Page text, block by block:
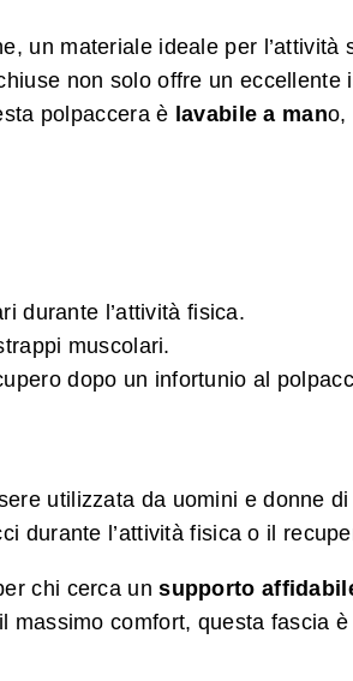
un materiale ideale per
non solo offre un eccellente
polpaccera è lavabile a mano,
durante l’attività fisica.
muscolari.
dopo un infortunio al
utilizzata da uomini e donne
durante l’attività fisica o il
chi cerca unsupporto
comfort, questa fascia